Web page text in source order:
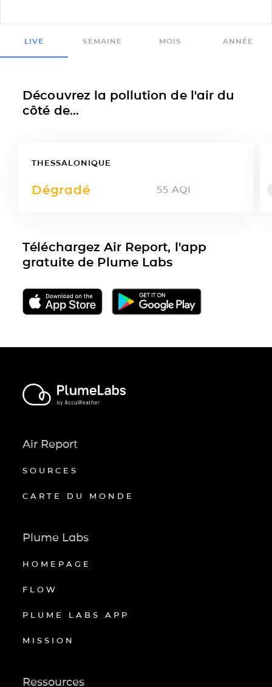
LIVE SEMAINE MOIS ANNÉE
Découvrez la pollution de l'air du
côté de...
THESSALONIQUE
Dégradé 55 AQI
Téléchargez Air Report, l'app
gratuite de Plume Labs
Air Report
SOURCES
CARTE DU MONDE
Plume Labs
HOMEPAGE
FLOW
PLUME LABS APP
MISSION
Ressources